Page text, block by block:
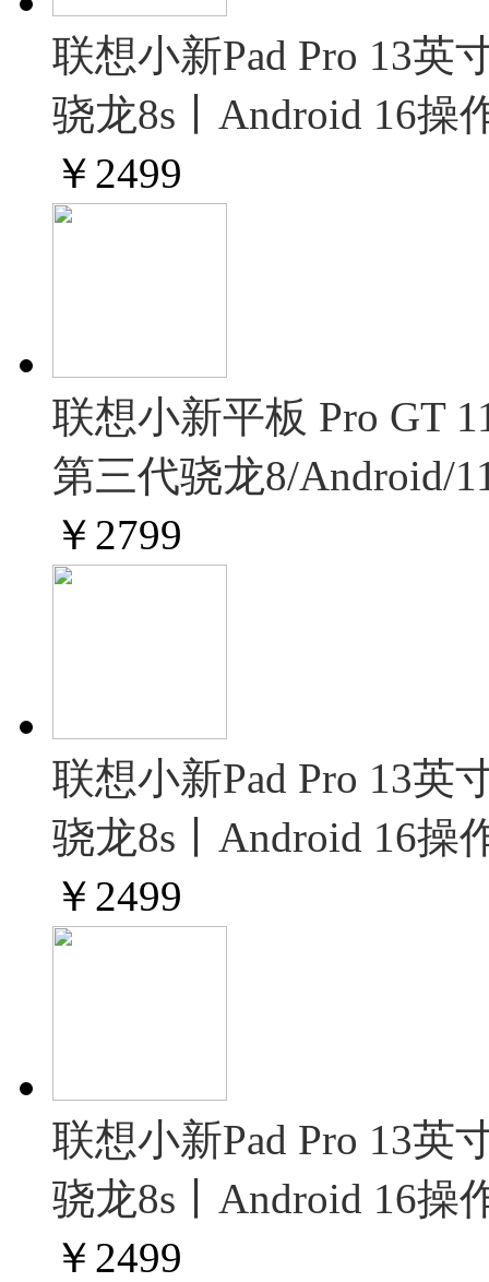
联想小新Pad Pro 13
骁龙8s丨Android 16操
￥ 2499
联想小新平板 Pro GT
第三代骁龙8/Android/
￥ 2799
联想小新Pad Pro 13
骁龙8s丨Android 16操
￥ 2499
联想小新Pad Pro 13
骁龙8s丨Android 16操
￥ 2499